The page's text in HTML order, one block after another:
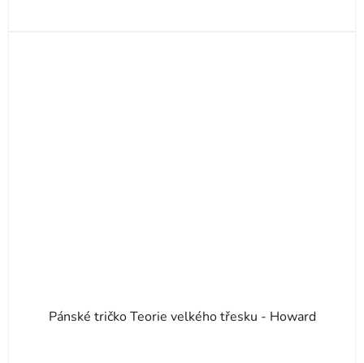
Pánské tričko Teorie velkého třesku - Howard